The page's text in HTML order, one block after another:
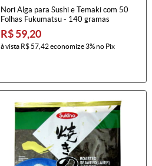
Nori Alga para Sushi e Temaki com 50
Folhas Fukumatsu - 140 gramas
R$ 59,20
à vista R$ 57,42economize3%no Pix